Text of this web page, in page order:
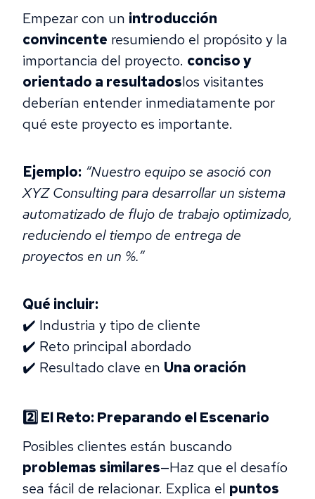
Empezar con un introducción
convincente resumiendo el propósito y la
importancia del proyecto. conciso y
orientado a resultadoslos visitantes
deberían entender inmediatamente por
qué este proyecto es importante.
Ejemplo: “Nuestro equipo se asoció con
XYZ Consulting para desarrollar un sistema
automatizado de flujo de trabajo optimizado,
reduciendo el tiempo de entrega de
proyectos en un %.”
Qué incluir:
✔️ Industria y tipo de cliente
✔️ Reto principal abordado
✔️ Resultado clave en Una oración
2️⃣ El Reto: Preparando el Escenario
Posibles clientes están buscando
problemas similares—Haz que el desafío
sea fácil de relacionar. Explica el puntos